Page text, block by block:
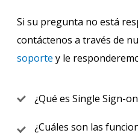
Si su pregunta no está
contáctenos a través de
soporte y le
¿Qué es Single Sign-
¿Cuáles son las